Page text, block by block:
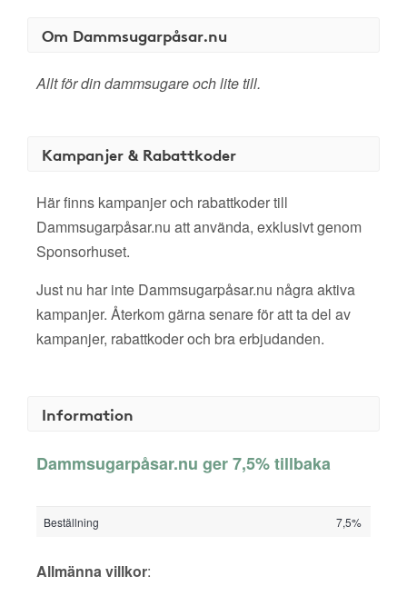
Om Dammsugarpåsar.nu
Allt för din dammsugare och lite till.
Kampanjer & Rabattkoder
Här finns kampanjer och rabattkoder till
Dammsugarpåsar.nu att använda, exklusivt genom
Sponsorhuset.
Just nu har inte Dammsugarpåsar.nu några aktiva
kampanjer. Återkom gärna senare för att ta del av
kampanjer, rabattkoder och bra erbjudanden.
Information
Dammsugarpåsar.nu ger 7,5% tillbaka
Beställning 7,5%
Allmänna villkor: